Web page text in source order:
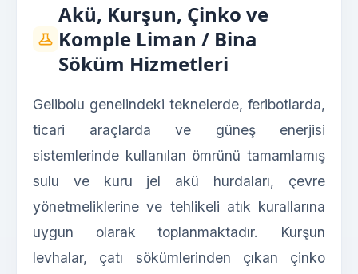
Akü, Kurşun, Çinko ve
Komple Liman / Bina
Söküm Hizmetleri
Gelibolu genelindeki teknelerde, feribotlarda,
ticari araçlarda ve güneş enerjisi
sistemlerinde kullanılan ömrünü tamamlamış
sulu ve kuru jel akü hurdaları, çevre
yönetmeliklerine ve tehlikeli atık kurallarına
uygun olarak toplanmaktadır. Kurşun
levhalar, çatı sökümlerinden çıkan çinko